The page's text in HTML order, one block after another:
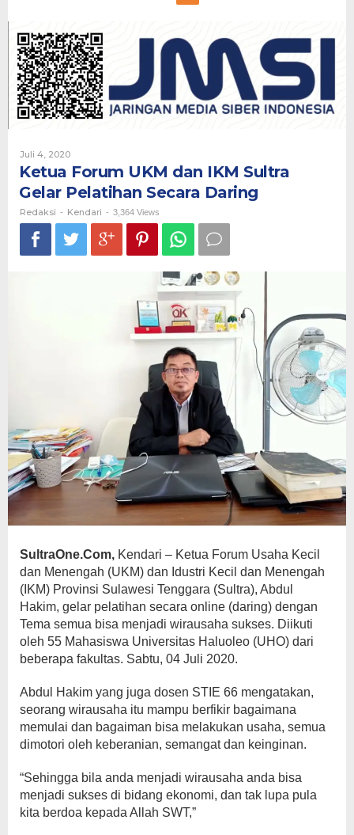
IKM
Sultra
Gelar
Pelatihan
Secara
Daring
Juli 4, 2020Oleh
Ketua Forum UKM dan IKM Sultra
Gelar Pelatihan Secara Daring
Redaksi - Kendari - 3,364 Views
SultraOne.Com, Kendari – Ketua Forum Usaha Kecil
dan Menengah (UKM) dan Idustri Kecil dan Menengah
(IKM) Provinsi Sulawesi Tenggara (Sultra), Abdul
Hakim, gelar pelatihan secara online (daring) dengan
Tema semua bisa menjadi wirausaha sukses. Diikuti
oleh 55 Mahasiswa Universitas Haluoleo (UHO) dari
beberapa fakultas. Sabtu, 04 Juli 2020.
Abdul Hakim yang juga dosen STIE 66 mengatakan,
seorang wirausaha itu mampu berfikir bagaimana
memulai dan bagaiman bisa melakukan usaha, semua
dimotori oleh keberanian, semangat dan keinginan.
“Sehingga bila anda menjadi wirausaha anda bisa
menjadi sukses di bidang ekonomi, dan tak lupa pula
kita berdoa kepada Allah SWT,”